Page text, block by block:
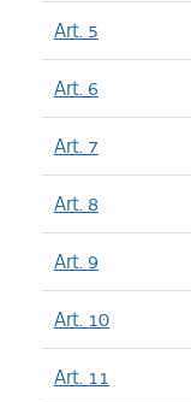
Art. 5
Art. 6
Art. 7
Art. 8
Art. 9
Art. 10
Art. 11